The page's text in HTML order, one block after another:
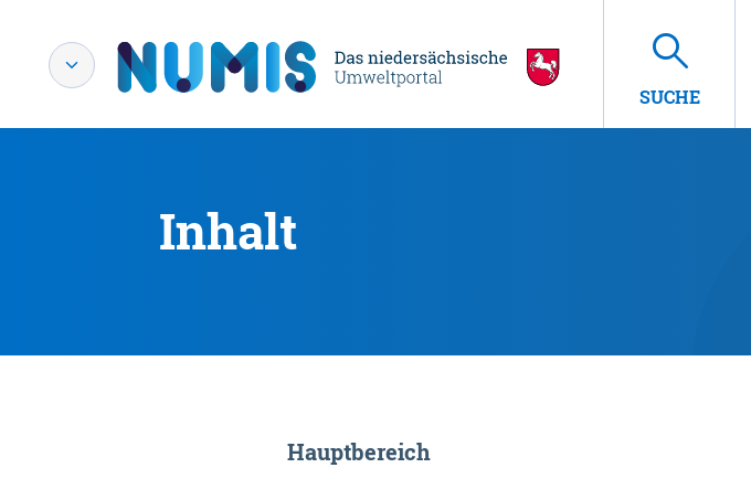
SUCHE
Inhalt
Hauptbereich